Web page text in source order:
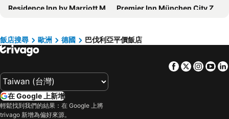
Residence Inn by Marriott Munich City East
Premier Inn München City Zentrum
Hotel München City Center affiliated by Meliá
Holiday Inn - The Niu, Leo Nuremberg By Ihg
A&O München Hackerbrücke
AdvaStay by KING's
Holiday Inn – the niu, Fury Aschheim Messe
Holiday Inn Express Munich City West by IHG
Hotel Bayer's
飯店搜尋 歐洲 德國 巴伐利亞平價飯店
Facebook
Twitter
在 Google 上新增
輕鬆找到我們的結果：在 Google 上將
trivago 新增為偏好來源。